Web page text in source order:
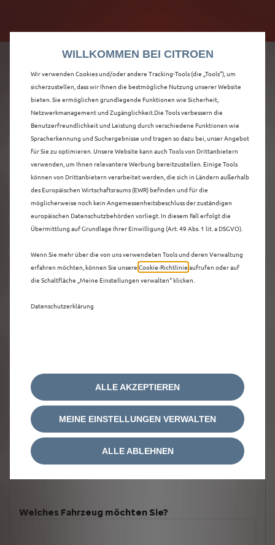
ENTDECKEN SIE ALLE
Ë-C3 AIRCROSS
VORFÜHRWAGEN IN
WITTEN
Welches Fahrzeug möchten Sie?
WILLKOMMEN BEI CITROEN
Wir verwenden Cookies und/oder andere Tracking-Tools (die „Tools“), um
sicherzustellen, dass wir Ihnen die bestmögliche Nutzung unserer Website
bieten. Sie ermöglichen grundlegende Funktionen wie Sicherheit,
Netzwerkmanagement und Zugänglichkeit.Die Tools verbessern die
Benutzerfreundlichkeit und Leistung durch verschiedene Funktionen wie
Spracherkennung und Suchergebnisse und tragen so dazu bei, unser Angebot
für Sie zu optimieren. Unsere Website kann auch Tools von Drittanbietern
verwenden, um Ihnen relevantere Werbung bereitzustellen. Einige Tools
können von Drittanbietern verarbeitet werden, die sich in Ländern außerhalb
des Europäischen Wirtschaftsraums (EWR) befinden und für die
möglicherweise noch kein Angemessenheitsbeschluss der zuständigen
europäischen Datenschutzbehörden vorliegt. In diesem Fall erfolgt die
Übermittlung auf Grundlage Ihrer Einwilligung (Art. 49 Abs. 1 lit. a DSGVO).
Wenn Sie mehr über die von uns verwendeten Tools und deren Verwaltung
erfahren möchten, können Sie unsere Cookie‑Richtlinie aufrufen oder auf
die Schaltfläche „Meine Einstellungen verwalten“ klicken.
Datenschutzerklärung
MEINE EINSTELLUNGEN VERWALTEN
ALLE AKZEPTIEREN
ALLE ABLEHNEN